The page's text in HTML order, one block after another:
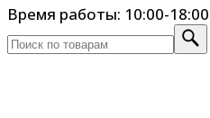
Время работы: 10:00-18:00